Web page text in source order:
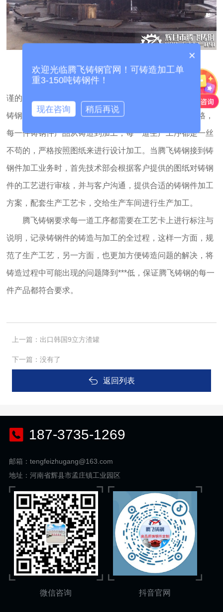
图：发到中煤集团的大齿轮加工现场
腾飞铸钢大齿轮为什么如此受欢迎呢?这与腾飞铸钢严
谨的生产态度是分不开的，也正是因为这份严谨成就了腾飞
铸钢件产品的品质。腾飞铸钢对待车间生产要求十分严格，
每一件铸钢件产品从铸造到加工，每一道生产工序都是一丝
不苟的，严格按照图纸来进行设计加工。当腾飞铸钢接到铸
钢件加工业务时，首先技术部会根据客户提供的图纸对铸钢
件的工艺进行审核，并与客户沟通，提供合适的铸钢件加工
方案，配套生产工艺卡，交给生产车间进行生产加工。
腾飞铸钢要求每一道工序都需要在工艺卡上进行标注与
说明，记录铸钢件的铸造与加工的全过程，这样一方面，规
范了生产工艺，另一方面，也更加方便铸造问题的解决，将
铸造过程中可能出现的问题降到***低，保证腾飞铸钢的每一
件产品都符合要求。
上一篇： 出口韩国9立方渣罐
下一篇： 没有了
返回列表
187-3735-1269
邮箱：tengfeizhugang@163.com
地址：河南省辉县市孟庄镇工业园区
微信咨询 抖音官网
×
欢迎光临腾飞铸钢官网！可铸造加工单
重3-150吨铸钢件！
现在咨询 稍后再说